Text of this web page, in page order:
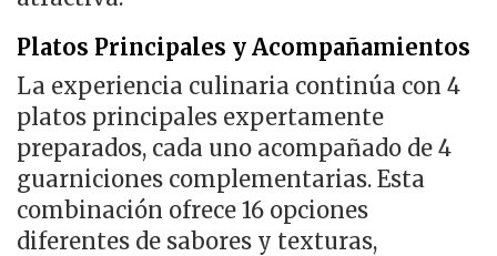
Platos Principales y Acompañamientos
La experiencia culinaria continúa con 4
platos principales expertamente
preparados, cada uno acompañado de 4
guarniciones complementarias. Esta
combinación ofrece 16 opciones
diferentes de sabores y texturas,